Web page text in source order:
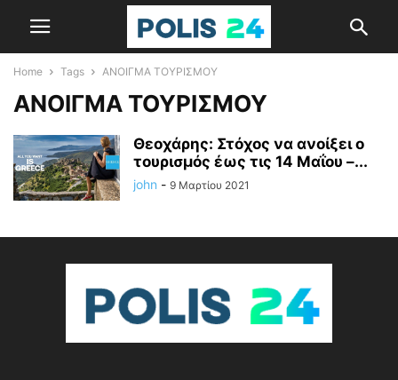
Home Tags ΑΝΟΙΓΜΑ ΤΟΥΡΙΣΜΟΥ
ΑΝΟΙΓΜΑ ΤΟΥΡΙΣΜΟΥ
Θεοχάρης: Στόχος να ανοίξει ο
τουρισμός έως τις 14 Μαΐου –...
john - 9 Μαρτίου 2021